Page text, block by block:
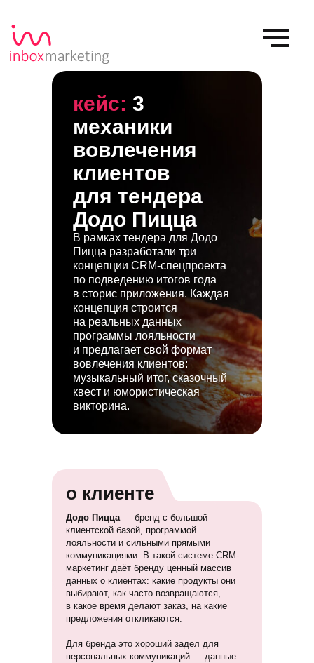
кейс: 3
механики
вовлечения
клиентов
для тендера
Додо Пицца
В рамках тендера для Додо
Пицца разработали три
концепции CRM-спецпроекта
по подведению итогов года
в сторис приложения. Каждая
концепция строится
на реальных данных
программы лояльности
и предлагает свой формат
вовлечения клиентов:
музыкальный итог, сказочный
квест и юмористическая
викторина.
о клиенте
Додо Пицца— бренд с большой
клиентской базой, программой
лояльности и сильными прямыми
коммуникациями. В такой системе CRM-
маркетинг даёт бренду ценный массив
данных о клиентах: какие продукты они
выбирают, как часто возвращаются,
в какое время делают заказ, на какие
предложения откликаются.
Для бренда это хороший задел для
персональных коммуникаций — данные